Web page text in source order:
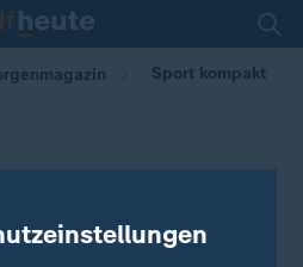
Sport kompakt